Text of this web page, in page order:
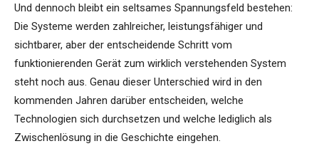
Und dennoch bleibt ein seltsames Spannungsfeld bestehen:
Die Systeme werden zahlreicher, leistungsfähiger und
sichtbarer, aber der entscheidende Schritt vom
funktionierenden Gerät zum wirklich verstehenden System
steht noch aus. Genau dieser Unterschied wird in den
kommenden Jahren darüber entscheiden, welche
Technologien sich durchsetzen und welche lediglich als
Zwischenlösung in die Geschichte eingehen.